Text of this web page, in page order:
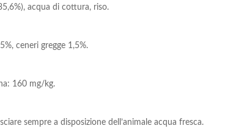
acqua di cottura, riso.
ceneri gregge 1,5%.
160 mg/kg.
sempre a disposizione dell’animale acqua fresca.